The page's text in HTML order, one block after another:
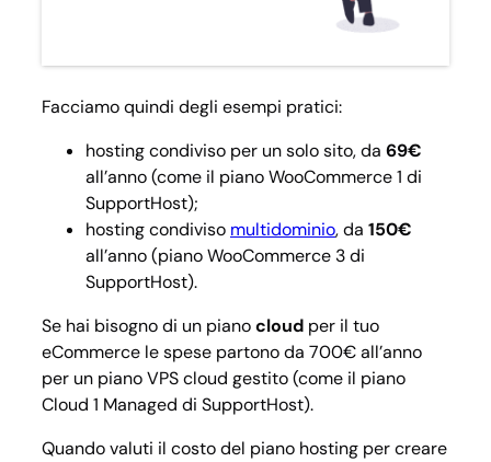
Facciamo quindi degli esempi pratici:
hosting condiviso per un solo sito, da 69€
all’anno (come il piano WooCommerce 1 di
SupportHost);
hosting condiviso multidominio, da 150€
all’anno (piano WooCommerce 3 di
SupportHost).
Se hai bisogno di un pianocloud per il tuo
eCommerce le spese partono da 700€ all’anno
per un piano VPS cloud gestito (come il piano
Cloud 1 Managed di SupportHost).
Quando valuti il costo del piano hosting per creare